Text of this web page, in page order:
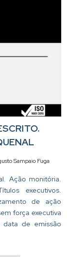
Sampaio Fuga
Ação monitória.
executivos.
de ação
força executiva
de emissão